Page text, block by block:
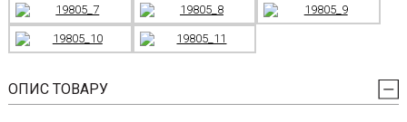
ОПИС ТОВАРУ